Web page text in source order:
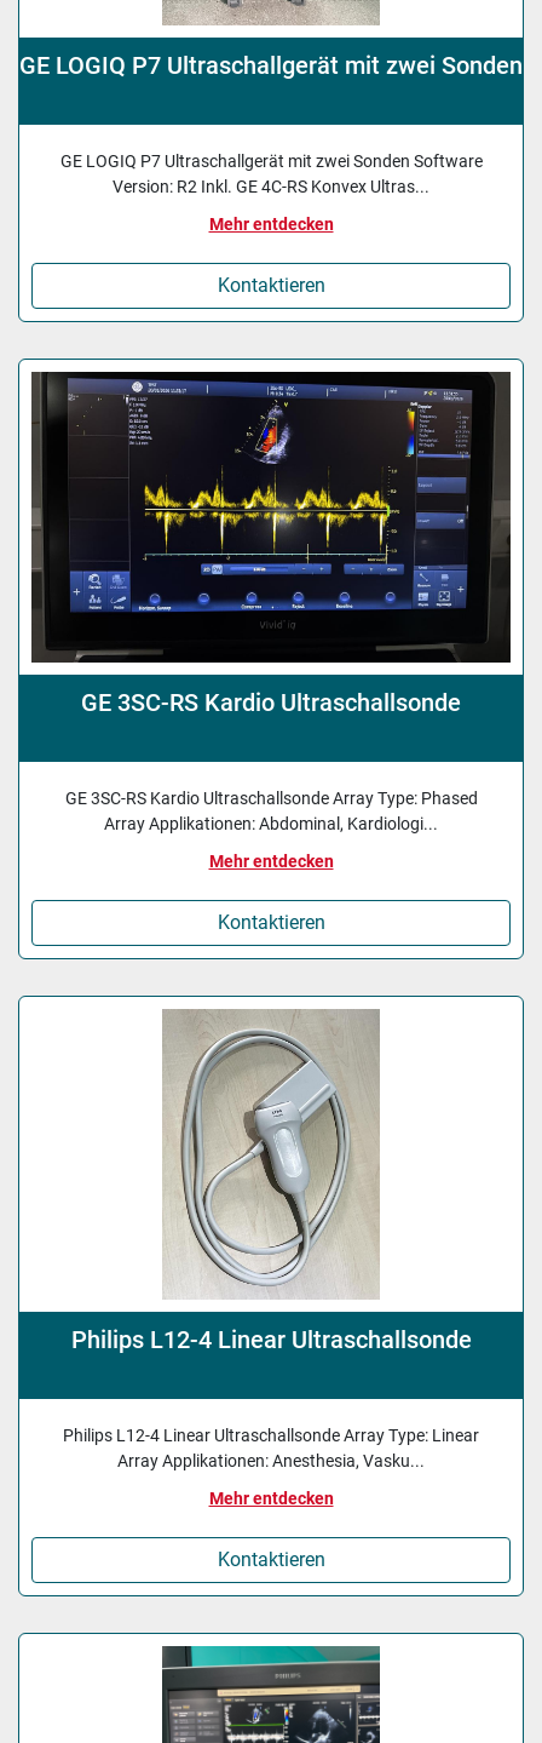
GE LOGIQ P7 Ultraschallgerät mit zwei Sonden
GE LOGIQ P7 Ultraschallgerät mit zwei Sonden Software
Version: R2 Inkl. GE 4C-RS Konvex Ultras...
Mehr entdecken
Kontaktieren
GE 3SC-RS Kardio Ultraschallsonde
GE 3SC-RS Kardio Ultraschallsonde Array Type: Phased
Array Applikationen: Abdominal, Kardiologi...
Mehr entdecken
Kontaktieren
Philips L12-4 Linear Ultraschallsonde
Philips L12-4 Linear Ultraschallsonde Array Type: Linear
Array Applikationen: Anesthesia, Vasku...
Mehr entdecken
Kontaktieren